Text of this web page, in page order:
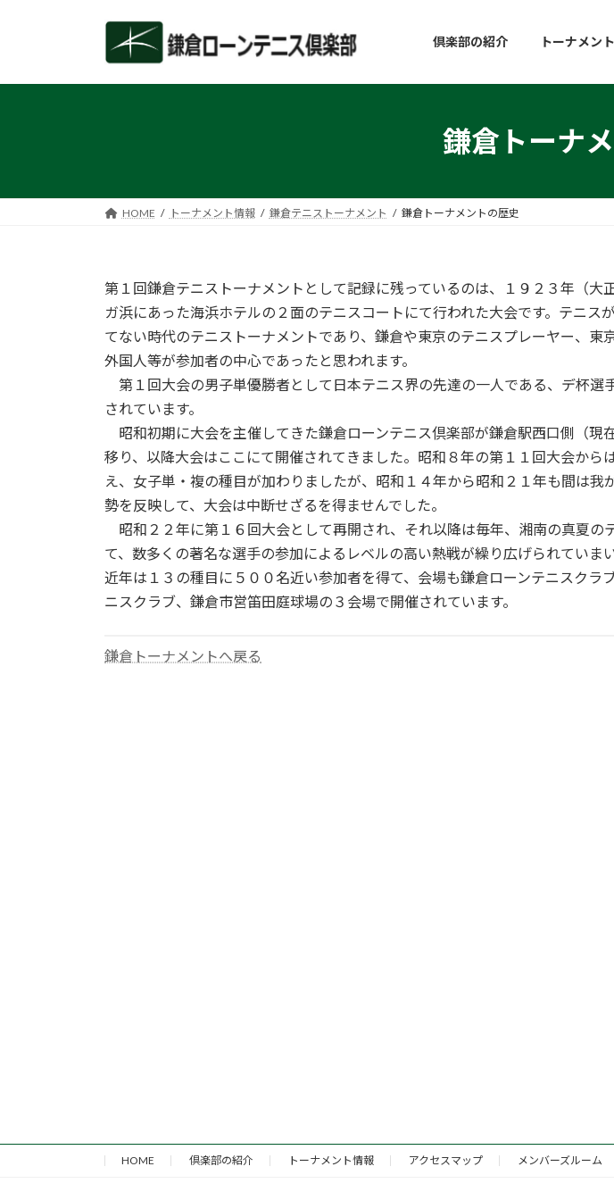
プ
動
倶楽部の紹介 トーナメン
鎌倉トーナ
HOME トーナメント情報 鎌倉テニストーナメント 鎌倉トーナメントの歴史
第１回鎌倉テニストーナメントとして記録に残っているのは、１９２３年（大
ガ浜にあった海浜ホテルの２面のテニスコートにて行われた大会です。テニス
てない時代のテニストーナメントであり、鎌倉や東京のテニスプレーヤー、東
外国人等が参加者の中心であったと思われます。
第１回大会の男子単優勝者として日本テニス界の先達の一人である、デ杯選
されています。
昭和初期に大会を主催してきた鎌倉ローンテニス倶楽部が鎌倉駅西口側（現
移り、以降大会はここにて開催されてきました。昭和８年の第１１回大会から
え、女子単・複の種目が加わりましたが、昭和１４年から昭和２１年も間は我
勢を反映して、大会は中断せざるを得ませんでした。
昭和２２年に第１６回大会として再開され、それ以降は毎年、湘南の真夏の
て、数多くの著名な選手の参加によるレベルの高い熱戦が繰り広げられていま
近年は１３の種目に５００名近い参加者を得て、会場も鎌倉ローンテニスクラ
ニスクラブ、鎌倉市営笛田庭球場の３会場で開催されています。
鎌倉トーナメントへ戻る
HOME 倶楽部の紹介 トーナメント情報 アクセスマップ メンバーズルーム